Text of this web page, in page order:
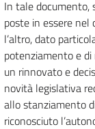
In tale documento,
poste in essere nel
l’altro, dato
potenziamento e di
un rinnovato e
novità legislativa
allo stanziamento
riconosciuto